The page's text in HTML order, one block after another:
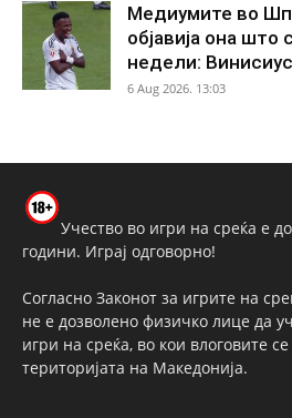
Медиумите во
објавија она што
недели:
6 Aug 2026. 13:03
Учество во игри на среќа е
години. Играј одговорно!
Согласно Законот за игрите на
не е дозволено физичко лице да
игри на среќа, во кои влоговите
територијата на Македонија.